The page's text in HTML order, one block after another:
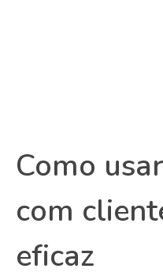
Como
com
eficaz